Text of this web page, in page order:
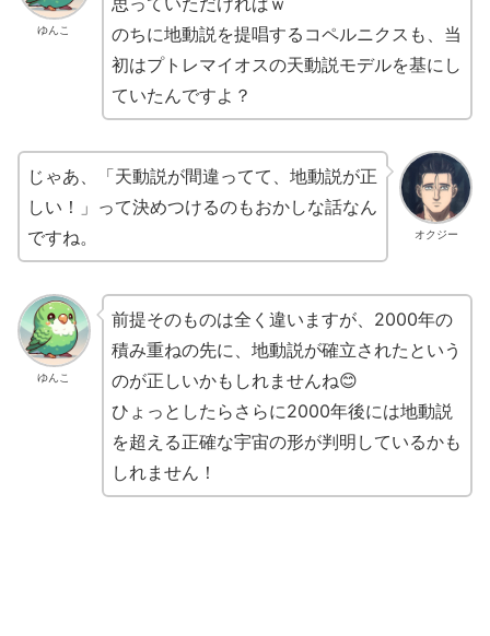
ゆんこ
のちに地動説を提唱するコペルニクスも、当
初はプトレマイオスの天動説モデルを基にし
ていたんですよ？
オクジー
じゃあ、「天動説が間違ってて、地動説が正
しい！」って決めつけるのもおかしな話なん
ですね。
ゆんこ
前提そのものは全く違いますが、2000年の
積み重ねの先に、地動説が確立されたという
のが正しいかもしれませんね😊
ひょっとしたらさらに2000年後には地動説
を超える正確な宇宙の形が判明しているかも
しれません！